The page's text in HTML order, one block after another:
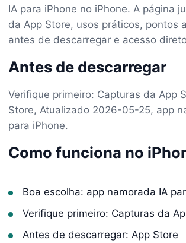
IA para iPhone no iPhone. A página
da App Store, usos práticos, pontos
antes de descarregar e acesso
Antes de descarregar
Verifique primeiro: Capturas da App
Store, Atualizado 2026-05-25, app
para iPhone.
Como funciona no
Boa escolha: app namorada IA
Verifique primeiro: Capturas da
Antes de descarregar: App Store